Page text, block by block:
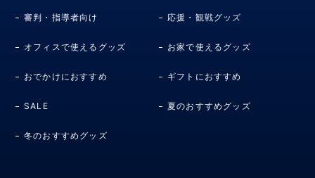
審判・指導者向け 応援・観戦グッズ
オフィスで使えるグッズ お家で使えるグッズ
おでかけにおすすめ ギフトにおすすめ
SALE 夏のおすすめグッズ
冬のおすすめグッズ